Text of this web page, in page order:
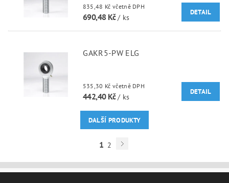
835,48 Kč včetně DPH
690,48 Kč/ ks
DETAIL
GAKR5-PW ELG
535,30 Kč včetně DPH
442,40 Kč/ ks
DETAIL
DALŠÍ PRODUKTY
1 2